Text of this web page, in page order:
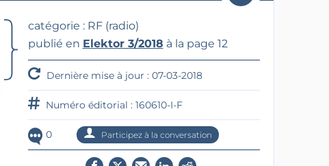
Rechercher
catégorie : RF (radio)
publié en Elektor 3/2018 à la page 12
Dernière mise à jour : 07-03-2018
Numéro éditorial : 160610-I-F
0 Participez à la conversation